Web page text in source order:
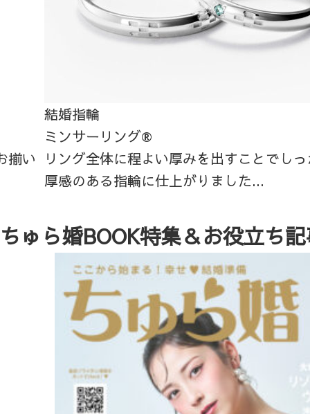
揃い
結婚指輪
ミンサーリング®
リング全体に程よい厚みを出すことでし
厚感のある指輪に仕上がりました...
ちゅら婚BOOK特集＆お役立ち